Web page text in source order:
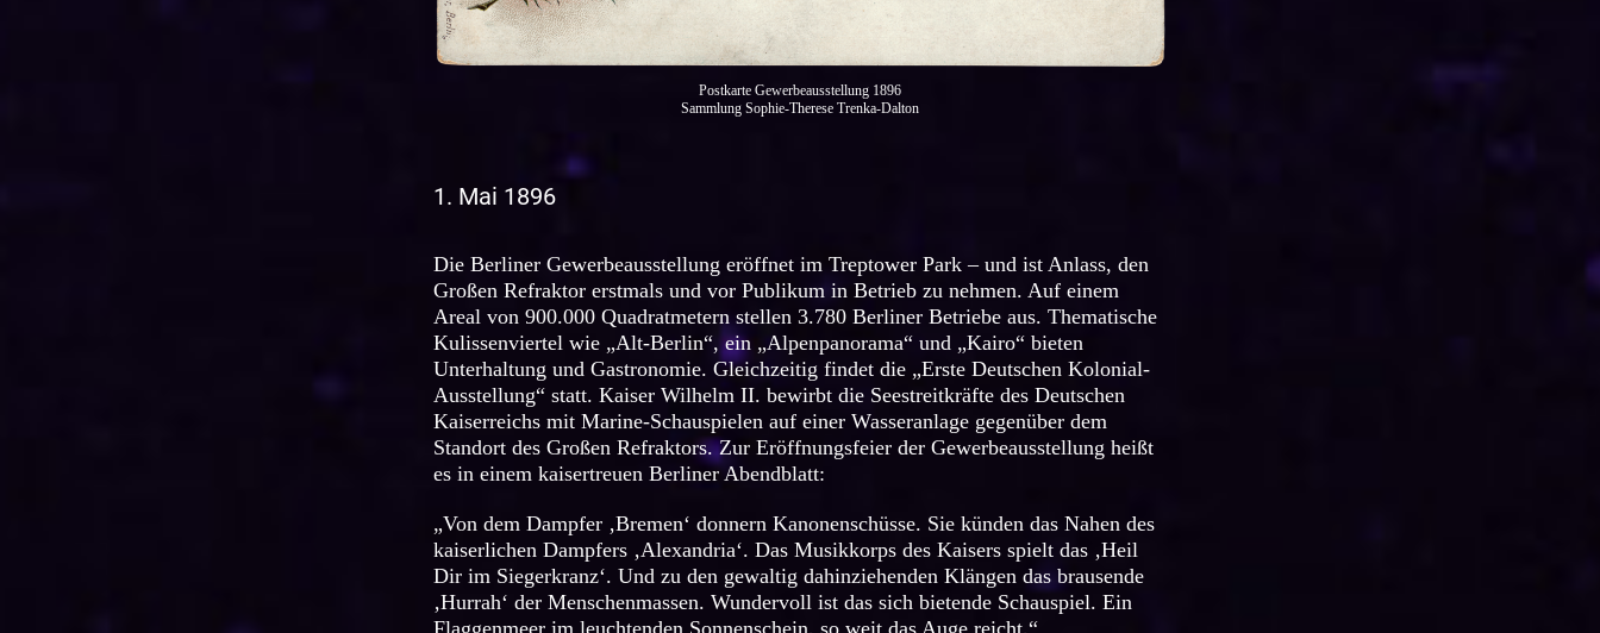
Postkarte Gewerbeausstellung 1896
Sammlung Sophie-Therese Trenka-Dalton
1. Mai 1896
Die Berliner Gewerbeausstellung eröffnet im Treptower Park – und ist Anlass, den
Großen Refraktor erstmals und vor Publikum in Betrieb zu nehmen. Auf einem
Areal von 900.000 Quadratmetern stellen 3.780 Berliner Betriebe aus. Thematische
Kulissenviertel wie „Alt-Berlin“, ein „Alpenpanorama“ und „Kairo“ bieten
Unterhaltung und Gastronomie. Gleichzeitig findet die „Erste Deutschen Kolonial-
Ausstellung“ statt. Kaiser Wilhelm II. bewirbt die Seestreitkräfte des Deutschen
Kaiserreichs mit Marine-Schauspielen auf einer Wasseranlage gegenüber dem
Standort des Großen Refraktors. Zur Eröffnungsfeier der Gewerbeausstellung heißt
es in einem kaisertreuen Berliner Abendblatt:
„Von dem Dampfer ‚Bremen‘ donnern Kanonenschüsse. Sie künden das Nahen des
kaiserlichen Dampfers ‚Alexandria‘. Das Musikkorps des Kaisers spielt das ‚Heil
Dir im Siegerkranz‘. Und zu den gewaltig dahinziehenden Klängen das brausende
‚Hurrah‘ der Menschenmassen. Wundervoll ist das sich bietende Schauspiel. Ein